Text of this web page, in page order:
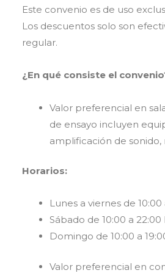
Este convenio es de uso
Los descuentos solo son
regular.
¿En qué consiste el
Valor preferencial en
de ensayo incluyen
amplificación de
Horarios:
Lunes a viernes de 10:00
Sábado de 10:00 a 22:00
Domingo de 10:00 a
Valor preferencial en